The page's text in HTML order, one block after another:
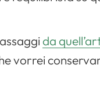
da
vorrei